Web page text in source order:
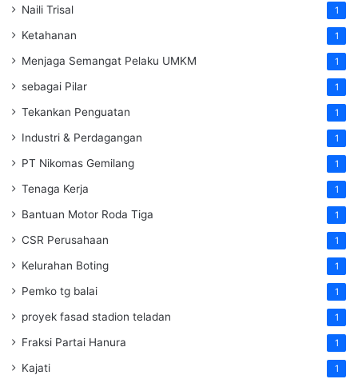
Naili Trisal 1
Ketahanan 1
Menjaga Semangat Pelaku UMKM 1
sebagai Pilar 1
Tekankan Penguatan 1
Industri & Perdagangan 1
PT Nikomas Gemilang 1
Tenaga Kerja 1
Bantuan Motor Roda Tiga 1
CSR Perusahaan 1
Kelurahan Boting 1
Pemko tg balai 1
proyek fasad stadion teladan 1
Fraksi Partai Hanura 1
Kajati 1